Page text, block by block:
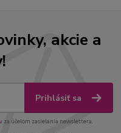
akcie a
Prihlásiť sa
za účelom zasielania newslettera.